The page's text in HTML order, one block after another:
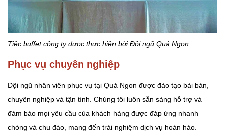
Tiệc buffet công ty được thực hiện bời Đội ngũ Quá Ngon
Phục vụ chuyên nghiệp
Đội ngũ nhân viên phục vụ tại Quá Ngon được đào tạo bài bản,
chuyên nghiệp và tận tình. Chúng tôi luôn sẵn sàng hỗ trợ và
đảm bảo mọi yêu cầu của khách hàng được đáp ứng nhanh
chóng và chu đáo, mang đến trải nghiệm dịch vụ hoàn hảo.